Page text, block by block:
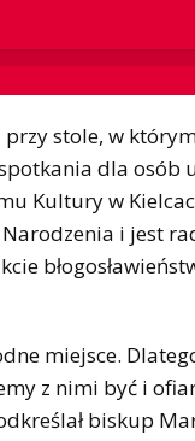
stole, w
dla osób
Kultury w
i jest
miejsce.
z nimi być i
biskup